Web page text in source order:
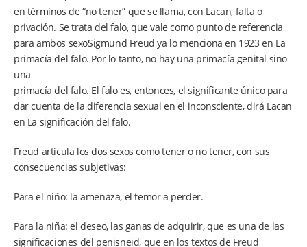
en términos de “no tener” que se llama, con Lacan, falta o
privación. Se trata del falo, que vale como punto de referencia
para ambos sexoSigmund Freud ya lo menciona en 1923 en La
primacía del falo. Por lo tanto, no hay una primacía genital sino
una
primacía del falo. El falo es, entonces, el significante único para
dar cuenta de la diferencia sexual en el inconsciente, dirá Lacan
en La significación del falo.
Freud articula los dos sexos como tener o no tener, con sus
consecuencias subjetivas:
Para el niño: la amenaza, el temor a perder.
Para la niña: el deseo, las ganas de adquirir, que es una de las
significaciones del penisneid, que en los textos de Freud